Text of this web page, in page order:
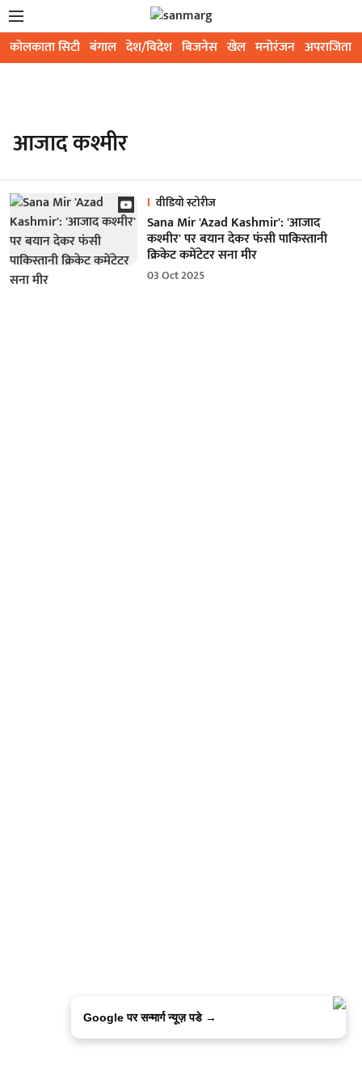
कोलकाता सिटी बंगाल देश/विदेश बिजनेस खेल मनोरंजन अपराजिता
आजाद कश्मीर
वीडियो स्टोरीज
Sana Mir 'Azad Kashmir': 'आजाद
कश्मीर' पर बयान देकर फंसी पाकिस्तानी
क्रिकेट कमेंटेटर सना मीर
03 Oct 2025
Google पर सन्मार्ग न्यूज़ पडे →